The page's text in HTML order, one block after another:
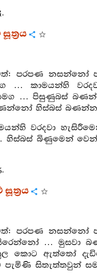
පරපණ නසන්නෝ
කාමයන්හි
… පිසුණුබස්
හිස්බස්
වරදවා
බිණුමෙන්
පරපණ නසන්නෝ
…
කොට ඇත්තෝ
පැමිණි සිතැත්තවුන්